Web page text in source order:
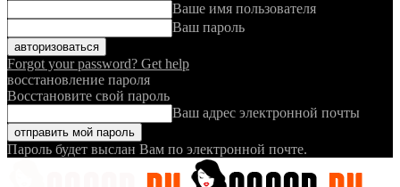
Ваше имя пользователя
Ваш пароль
Forgot your password? Get help
восстановление пароля
Восстановите свой пароль
Ваш адрес электронной почты
Пароль будет выслан Вам по электронной почте.